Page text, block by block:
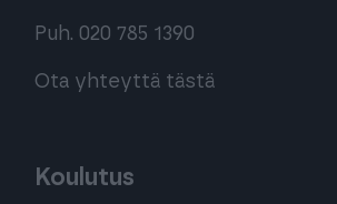
Puh. 020 785 1390
Ota yhteyttä tästä
Koulutus